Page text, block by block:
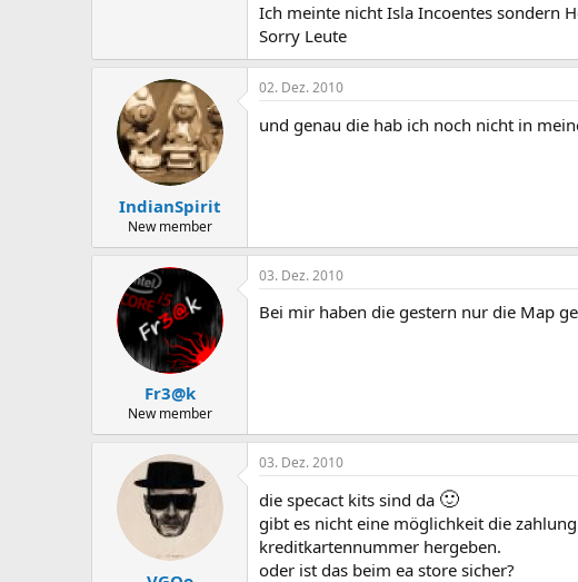
Ich meinte nicht Isla Incoentes sondern
Sorry Leute
IndianSpirit
New member
02. Dez. 2010
und genau die hab ich noch nicht in
Fr3@k
New member
03. Dez. 2010
Bei mir haben die gestern nur die Map
03. Dez. 2010
die specact kits sind da 🙂
gibt es nicht eine möglichkeit die
kreditkartennummer hergeben.
oder ist das beim ea store sicher?